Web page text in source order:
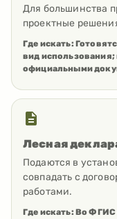
Для большинства
проектные
Где искать:
вид
официальными
Лесная
Подаются в
совпадать с
работами.
Где искать: Во ФГИС